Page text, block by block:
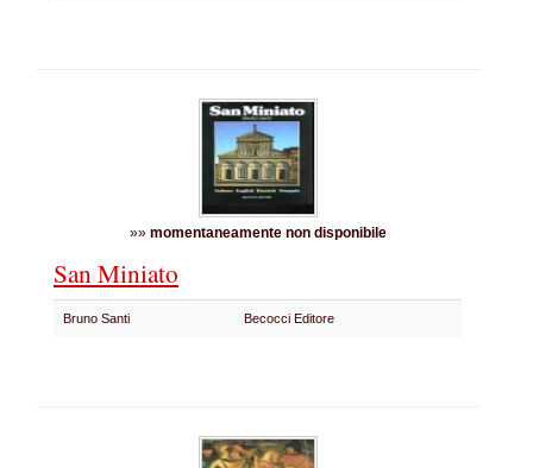
»» momentaneamente non disponibile
San Miniato
Bruno Santi Becocci Editore